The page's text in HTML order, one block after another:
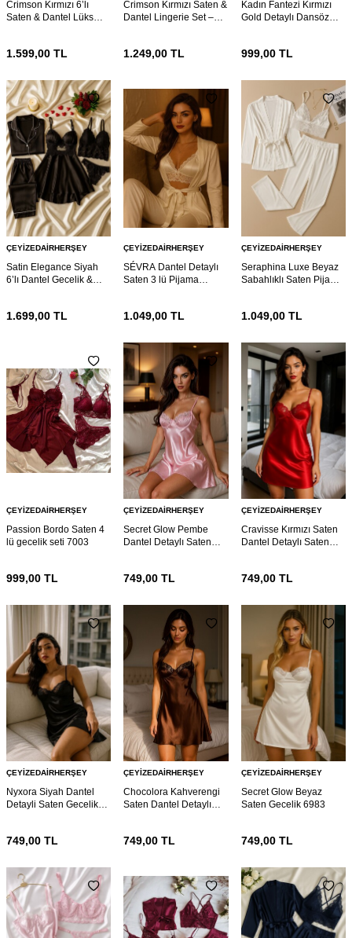
Crimson Kırmızı 6’lı
Saten & Dantel Lüks
1.599,00 TL
Crimson Kırmızı Saten &
Dantel Lingerie Set –
1.249,00 TL
Kadın Fantezi Kırmızı
Gold Detaylı Dansöz
999,00TL
ÇEYIZEDAIRHERŞEY
Satin Elegance Siyah
6’lı Dantel Gecelik &
1.699,00 TL
ÇEYIZEDAIRHERŞEY
SÉVRA Dantel Detaylı
Saten 3 lü Pijama
1.049,00 TL
ÇEYIZEDAIRHERŞEY
Seraphina Luxe Beyaz
Sabahlıklı Saten Pijama
1.049,00TL
ÇEYIZEDAIRHERŞEY
Passion Bordo Saten 4
lü gecelik seti 7003
999,00 TL
ÇEYIZEDAIRHERŞEY
Secret Glow Pembe
Dantel Detaylı Saten
749,00 TL
ÇEYIZEDAIRHERŞEY
Cravisse Kırmızı Saten
Dantel Detaylı Saten
749,00TL
ÇEYIZEDAIRHERŞEY
Nyxora Siyah Dantel
Detayli Saten Gecelik
749,00 TL
ÇEYIZEDAIRHERŞEY
Chocolora Kahverengi
Saten Dantel Detaylı
749,00 TL
ÇEYIZEDAIRHERŞEY
Secret Glow Beyaz
Saten Gecelik 6983
749,00TL